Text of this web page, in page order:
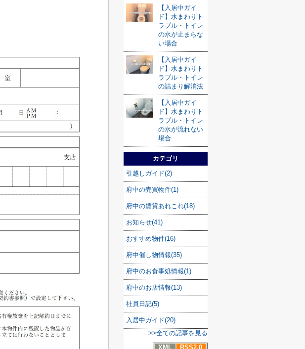
【入居中ガイ
ド】水まわりト
ラブル・トイレ
の水が止まらな
い場合
【入居中ガイ
ド】水まわりト
ラブル・トイレ
の詰まり解消法
【入居中ガイ
ド】水まわりト
ラブル・トイレ
の水が流れない
場合
カテゴリ
引越しガイド(2)
府中の売買物件(1)
府中の賃貸あれこれ(18)
お知らせ(41)
おすすめ物件(16)
府中催し物情報(35)
府中のお食事処情報(1)
府中のお店情報(13)
社員日記(5)
入居中ガイド(20)
>>全ての記事を見る
XML
RSS2.0